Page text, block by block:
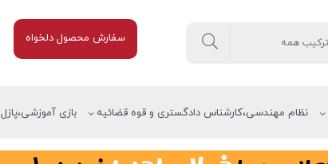
سفارش محصول دلخواه
بازی آموزشی،پازل نظام مهندسی،کارشناس دادگستری و قوه قضائیه